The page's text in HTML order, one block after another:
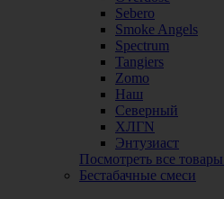
Sebero
Smoke Angels
Spectrum
Tangiers
Zomo
Наш
Северный
ХЛГN
Энтузиаст
Посмотреть все товары
Бестабачные смеси